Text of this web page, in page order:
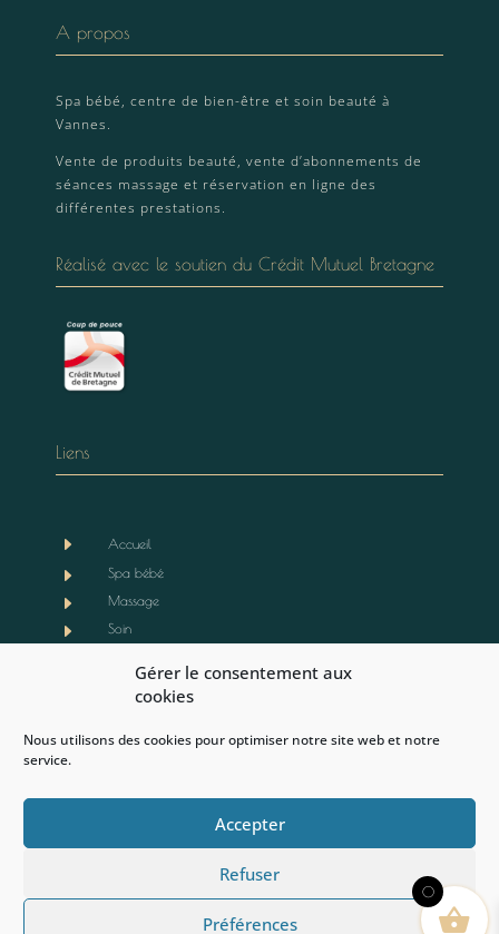
Gérer le consentement aux
cookies
Nous utilisons des cookies pour optimiser notre site web et notre
service.
Accepter
Refuser
Préférences
A propos
Spa bébé, centre de bien-être et soin beauté à
Vannes.
Vente de produits beauté, vente d’abonnements de
séances massage et réservation en ligne des
différentes prestations.
Réalisé avec le soutien du Crédit Mutuel Bretagne
Liens
E Accueil
E Spa bébé
E Massage
E Soin
Notre actualité
E Mentions légales
E
E Politique de cookies (EU)
0